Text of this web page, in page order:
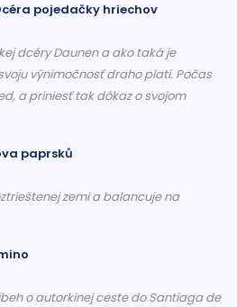
pojedačky hriechov
dcéry Daunen a ako taká je
výnimočnosť draho platí. Počas
a priniesť tak dôkaz o svojom
paprsků
zemi a balancuje na
o autorkinej ceste do Santiaga de